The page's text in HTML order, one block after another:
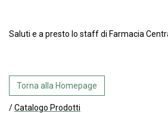
Saluti e a presto lo staff di Farmacia
Torna alla Homepage
/Catalogo Prodotti